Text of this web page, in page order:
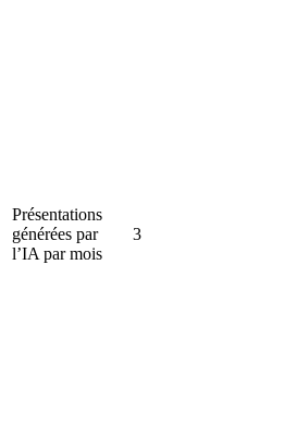
Présentations
générées par
l’IA par mois
3